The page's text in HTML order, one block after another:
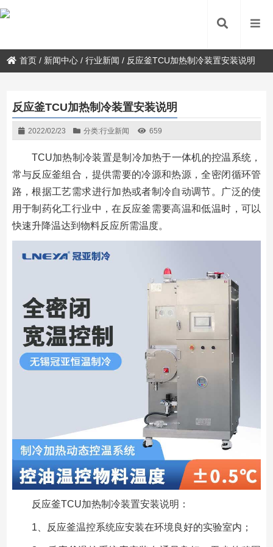
首页 / 新闻中心 /行业新闻 / 反应釜TCU加热制冷装置安装说明
反应釜TCU加热制冷装置安装说明
2022/02/23 分类:行业新闻 659
TCU加热制冷装置是制冷加热于一体机的控温系统，
常与反应釜组合，提供需要的冷源和热源，全密闭循环管
路，根据工艺需求进行加热或者制冷自动调节。广泛的使
用于制药化工行业中，在反应釜需要高温和低温时，可以
快速升降温达到物料反应所需温度。
反应釜TCU加热制冷装置安装说明：
1、反应釜温控系统应安装在环境良好的实验室内；